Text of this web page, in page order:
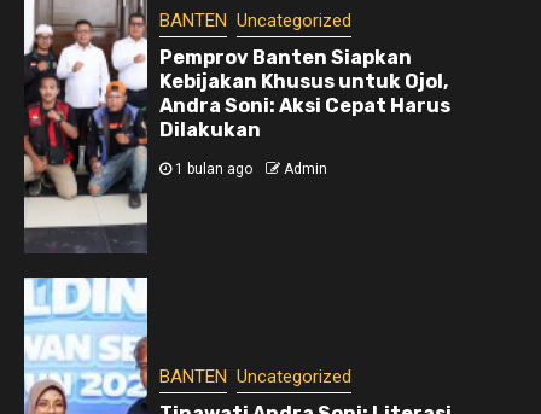
BANTEN Uncategorized
Pemprov Banten Siapkan
Kebijakan Khusus untuk Ojol,
Andra Soni: Aksi Cepat Harus
Dilakukan
1 bulan ago Admin
BANTEN Uncategorized